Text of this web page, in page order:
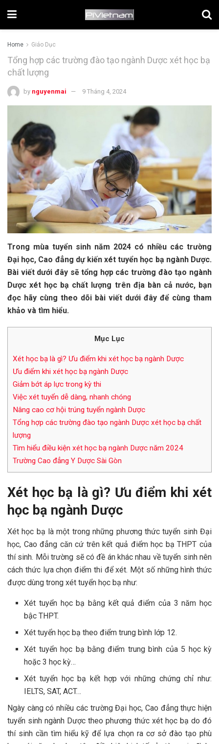
Home Giáo Dục
Tổng hợp các trường đào tạo ngành Dược xét học bạ
chất lượng
by nguyenmai 9 Tháng 4, 2024
Trong mùa tuyển sinh năm 2024 có nhiều các trường
Đại học, Cao đẳng dự kiến xét tuyển học bạ ngành Dược.
Bài viết dưới đây sẽ tổng hợp các trường đào tạo ngành
Dược xét học bạ chất lượng trên địa bàn cả nước, bạn
đọc hãy cùng theo dõi bài viết dưới đây để cùng tham
khảo và tìm hiểu.
Mục Lục
Xét học bạ là gì? Ưu điểm khi xét học bạ ngành Dược
Ưu điểm khi xét học bạ ngành Dược
Giảm bớt áp lực trong kỳ thi
Việc xét tuyển dễ dàng, nhanh chóng
Nâng cao cơ hội trúng tuyển ngành Dược
Tổng hợp các trường đào tạo ngành Dược xét học bạ chất
lượng
Tìm hiểu điều kiện xét học bạ ngành Dược năm 2024
Trường Cao đẳng Y Dược Sài Gòn
Xét học bạ là gì? Ưu điểm khi xét
học bạ ngành Dược
Xét học bạ là một trong những phương thức tuyển sinh Đại
học, Cao đẳng căn cứ trên kết quả điểm học bạ THPT của
thí sinh. Mỗi trường sẽ có đề án khác nhau về tuyển sinh nên
cách thức lựa chọn điểm thi để xét. Một số những hình thức
được dùng trong xét tuyển học bạ như:
Xét tuyển học bạ bằng kết quả điểm của 3 năm học
bậc THPT.
Xét tuyển học bạ theo điểm trung bình lớp 12.
Xét tuyển học bạ bằng điểm trung bình của 5 học kỳ
hoặc 3 học kỳ…
Xét tuyển học bạ kết hợp với những chứng chỉ như:
IELTS, SAT, ACT…
Ngày càng có nhiều các trường Đại học, Cao đẳng thực hiện
tuyển sinh ngành Dược theo phương thức xét học bạ do đó
thí sinh cần tìm hiểu kỹ để lựa chọn ra cơ sở đào tạo phù